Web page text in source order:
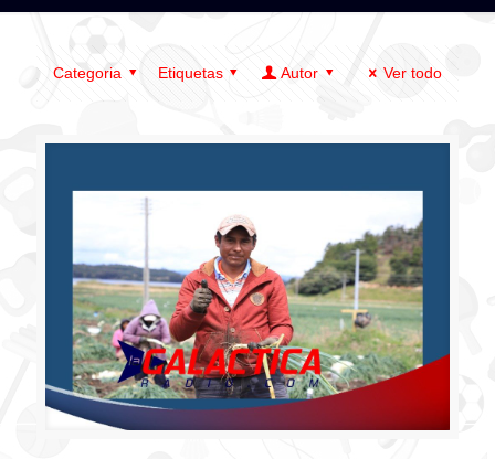
Categoria Etiquetas Autor Ver todo